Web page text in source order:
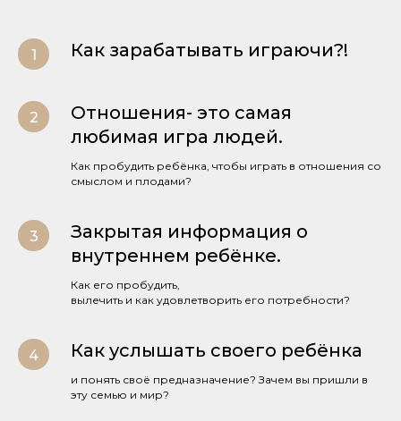
Как зарабатывать играючи?!
Отношения- это самая
любимая игра людей.
Как пробудить ребёнка, чтобы играть в отношения со
смыслом и плодами?
Закрытая информация о
внутреннем ребёнке.
Как его пробудить,
вылечить и как удовлетворить его потребности?
Как услышать своего ребёнка
и понять своё предназначение? Зачем вы пришли в
эту семью и мир?